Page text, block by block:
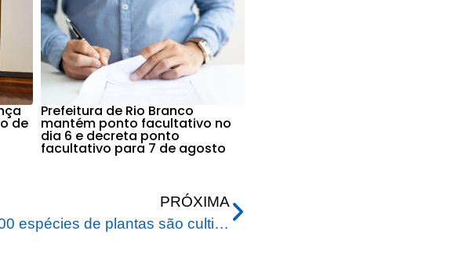
de
Prefeitura de Rio Branco
mantém ponto facultativo no
dia 6 e decreta ponto
facultativo para 7 de agosto
PRÓXIMA
Mais de 100 espécies de plantas são cultivadas no Horto Florestal pela Prefeitura de Rio Branco